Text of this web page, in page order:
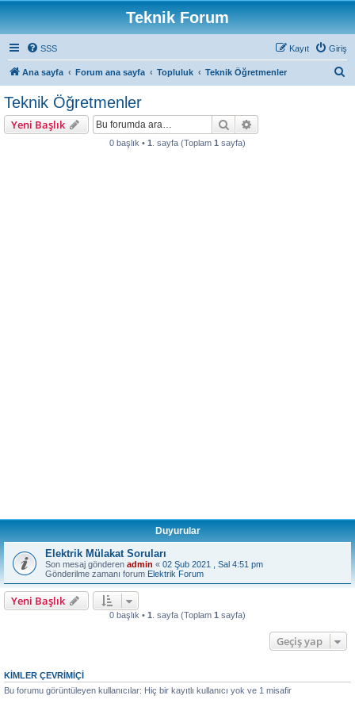
Teknik Forum
SSS Giriş
Kayıt
Ana sayfa Forum ana sayfa Topluluk Teknik Öğretmenler
Teknik Öğretmenler
Yeni Başlık Ara
0 başlık • 1 . sayfa (Toplam 1 sayfa)
Duyurular
Elektrik Mülakat Soruları
Son mesaj gönderen admin « 02 Şub 2021 , Sal 4:51 pm
Gönderilme zamanı forum Elektrik Forum
Yeni Başlık
0 başlık • 1 . sayfa (Toplam 1 sayfa)
Geçiş yap
KIMLER ÇEVRIMIÇI
Bu forumu görüntüleyen kullanıcılar: Hiç bir kayıtlı kullanıcı yok ve 1 misafir